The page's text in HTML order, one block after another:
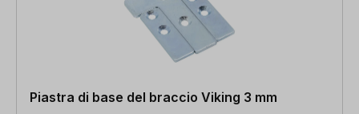
Piastra di base del braccio Viking 3 mm